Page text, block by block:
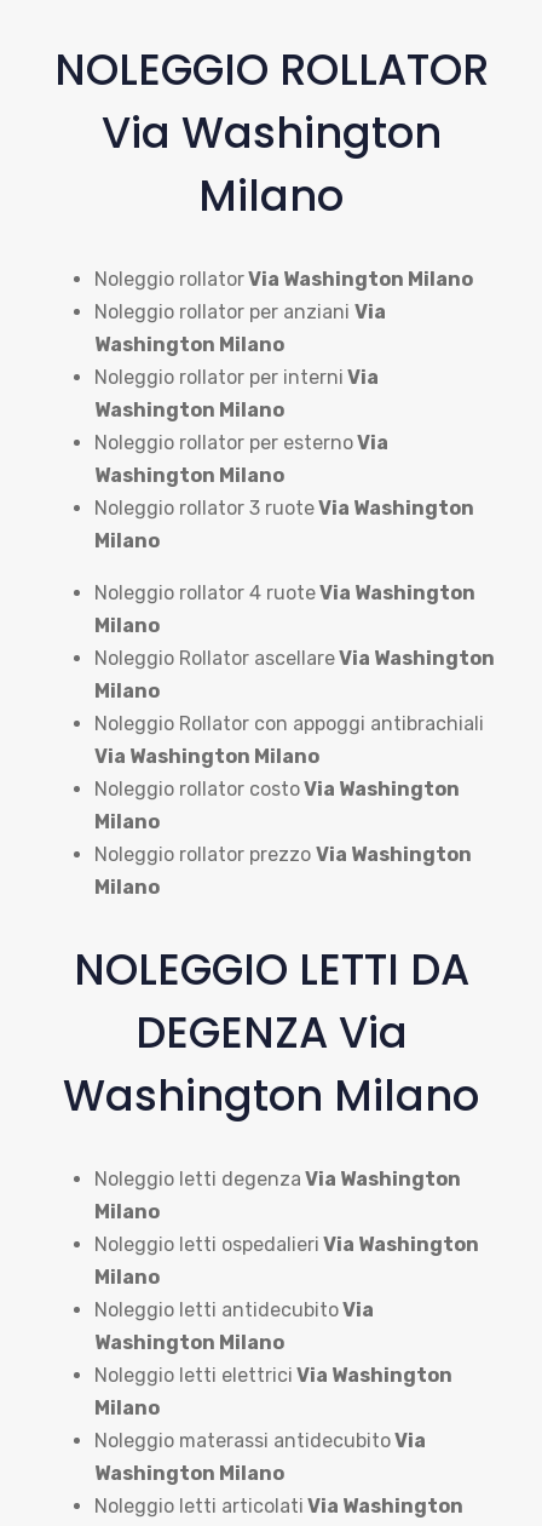
NOLEGGIO ROLLATOR
Via Washington
Milano
Noleggio rollatorVia Washington Milano
Noleggio rollator per anziani Via
Washington Milano
Noleggio rollator per interni Via
Washington Milano
Noleggio rollator per esternoVia
Washington Milano
Noleggio rollator 3 ruoteVia Washington
Milano
Noleggio rollator 4 ruoteVia Washington
Milano
Noleggio Rollator ascellareVia Washington
Milano
Noleggio Rollator con appoggi antibrachiali
Via Washington Milano
Noleggio rollator costoVia Washington
Milano
Noleggio rollator prezzo Via Washington
Milano
NOLEGGIO LETTI DA
DEGENZA Via
Washington Milano
Noleggio letti degenza Via Washington
Milano
Noleggio letti ospedalieri Via Washington
Milano
Noleggio letti antidecubitoVia
Washington Milano
Noleggio letti elettrici Via Washington
Milano
Noleggio materassi antidecubitoVia
Washington Milano
Noleggio letti articolati Via Washington